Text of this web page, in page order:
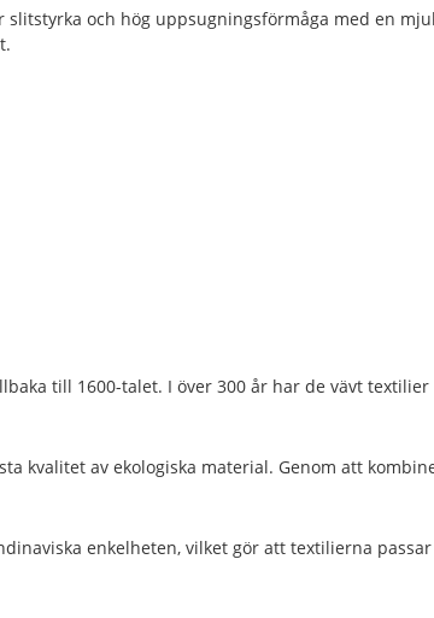
och hög uppsugningsförmåga med en
till 1600-talet. I över 300 år har de vävt
kvalitet av ekologiska material. Genom att
enkelheten, vilket gör att textilierna